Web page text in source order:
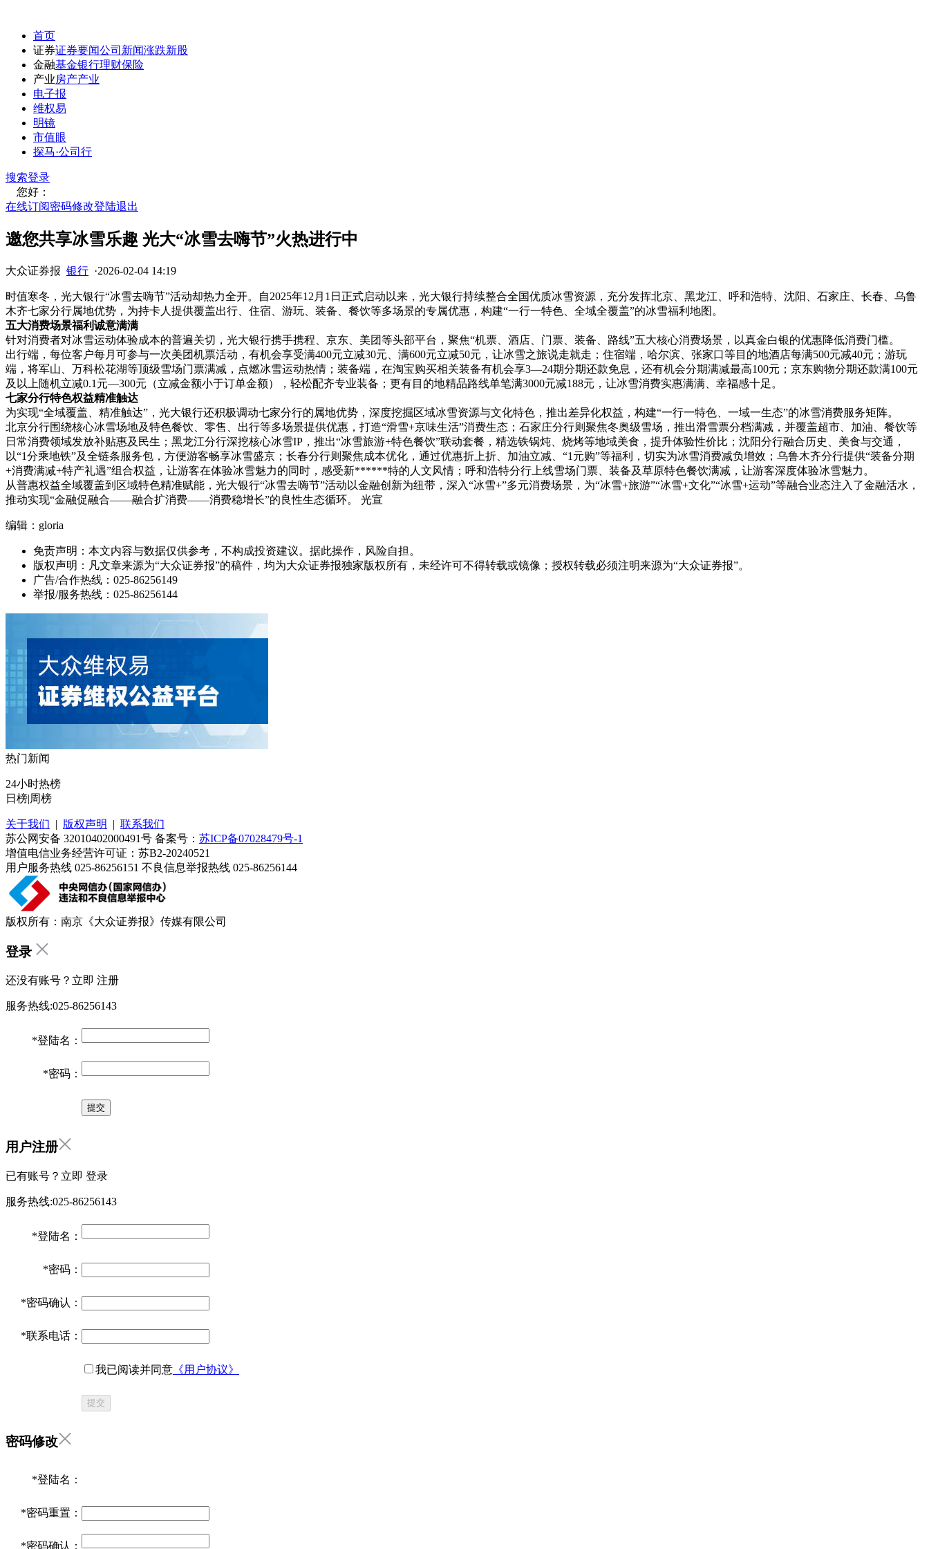
首页
证券证券要闻公司新闻涨跌新股
金融基金银行理财保险
产业房产产业
电子报
维权易
明镜
市值眼
探马·公司行
搜索登录
您好：
在线订阅密码修改登陆退出
邀您共享冰雪乐趣 光大“冰雪去嗨节”火热进行中
大众证券报 银行 ·2026-02-04 14:19
时值寒冬，光大银行“冰雪去嗨节”活动却热力全开。自2025年12月1日正式启动以来，光大银行持续整合全国优质冰雪资源，充分发挥北京、黑龙江、呼和浩特、沈阳、石家庄、长春、乌鲁
木齐七家分行属地优势，为持卡人提供覆盖出行、住宿、游玩、装备、餐饮等多场景的专属优惠，构建“一行一特色、全域全覆盖”的冰雪福利地图。
五大消费场景福利诚意满满
针对消费者对冰雪运动体验成本的普遍关切，光大银行携手携程、京东、美团等头部平台，聚焦“机票、酒店、门票、装备、路线”五大核心消费场景，以真金白银的优惠降低消费门槛。
出行端，每位客户每月可参与一次美团机票活动，有机会享受满400元立减30元、满600元立减50元，让冰雪之旅说走就走；住宿端，哈尔滨、张家口等目的地酒店每满500元减40元；游玩
端，将军山、万科松花湖等顶级雪场门票满减，点燃冰雪运动热情；装备端，在淘宝购买相关装备有机会享3—24期分期还款免息，还有机会分期满减最高100元；京东购物分期还款满100元
及以上随机立减0.1元—300元（立减金额小于订单金额），轻松配齐专业装备；更有目的地精品路线单笔满3000元减188元，让冰雪消费实惠满满、幸福感十足。
七家分行特色权益精准触达
为实现“全域覆盖、精准触达”，光大银行还积极调动七家分行的属地优势，深度挖掘区域冰雪资源与文化特色，推出差异化权益，构建“一行一特色、一域一生态”的冰雪消费服务矩阵。
北京分行围绕核心冰雪场地及特色餐饮、零售、出行等多场景提供优惠，打造“滑雪+京味生活”消费生态；石家庄分行则聚焦冬奥级雪场，推出滑雪票分档满减，并覆盖超市、加油、餐饮等
日常消费领域发放补贴惠及民生；黑龙江分行深挖核心冰雪IP，推出“冰雪旅游+特色餐饮”联动套餐，精选铁锅炖、烧烤等地域美食，提升体验性价比；沈阳分行融合历史、美食与交通，
以“1分乘地铁”及全链条服务包，方便游客畅享冰雪盛京；长春分行则聚焦成本优化，通过优惠折上折、加油立减、“1元购”等福利，切实为冰雪消费减负增效；乌鲁木齐分行提供“装备分期
+消费满减+特产礼遇”组合权益，让游客在体验冰雪魅力的同时，感受新******特的人文风情；呼和浩特分行上线雪场门票、装备及草原特色餐饮满减，让游客深度体验冰雪魅力。
从普惠权益全域覆盖到区域特色精准赋能，光大银行“冰雪去嗨节”活动以金融创新为纽带，深入“冰雪+”多元消费场景，为“冰雪+旅游”“冰雪+文化”“冰雪+运动”等融合业态注入了金融活水，
推动实现“金融促融合——融合扩消费——消费稳增长”的良性生态循环。 光宣
编辑：gloria
免责声明：本文内容与数据仅供参考，不构成投资建议。据此操作，风险自担。
版权声明：凡文章来源为“大众证券报”的稿件，均为大众证券报独家版权所有，未经许可不得转载或镜像；授权转载必须注明来源为“大众证券报”。
广告/合作热线：025-86256149
举报/服务热线：025-86256144
热门新闻
24小时热榜
日榜|周榜
关于我们 | 版权声明 | 联系我们
苏公网安备 32010402000491号 备案号： 苏ICP备07028479号-1
增值电信业务经营许可证：苏B2-20240521
用户服务热线 025-86256151 不良信息举报热线 025-86256144
版权所有：南京《大众证券报》传媒有限公司
登录
还没有账号？立即 注册
服务热线:025-86256143
*登陆名：
*密码：
用户注册
已有账号？立即 登录
服务热线:025-86256143
*登陆名：
*密码：
*密码确认：
*联系电话：
我已阅读并同意 《用户协议》
提交
密码修改
*登陆名：
*密码重置：
*密码确认：